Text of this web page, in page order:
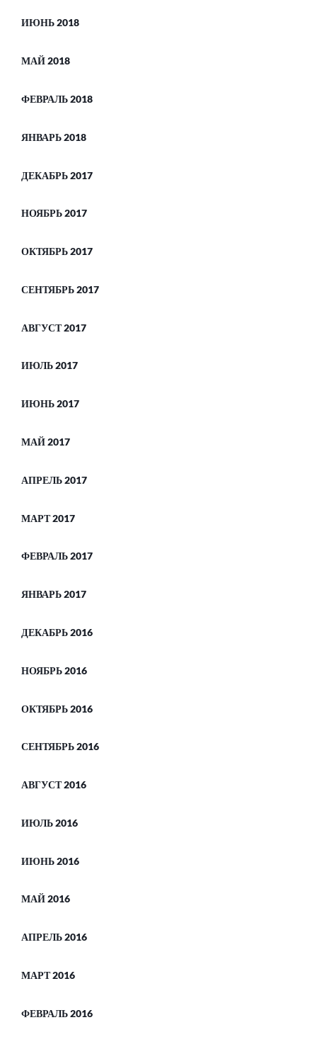
ИЮНЬ 2018
МАЙ 2018
ФЕВРАЛЬ 2018
ЯНВАРЬ 2018
ДЕКАБРЬ 2017
НОЯБРЬ 2017
ОКТЯБРЬ 2017
СЕНТЯБРЬ 2017
АВГУСТ 2017
ИЮЛЬ 2017
ИЮНЬ 2017
МАЙ 2017
АПРЕЛЬ 2017
МАРТ 2017
ФЕВРАЛЬ 2017
ЯНВАРЬ 2017
ДЕКАБРЬ 2016
НОЯБРЬ 2016
ОКТЯБРЬ 2016
СЕНТЯБРЬ 2016
АВГУСТ 2016
ИЮЛЬ 2016
ИЮНЬ 2016
МАЙ 2016
АПРЕЛЬ 2016
МАРТ 2016
ФЕВРАЛЬ 2016